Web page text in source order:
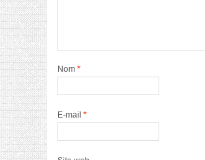
Nom *
E-mail *